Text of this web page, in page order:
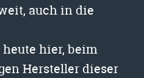
auch in die
heute hier, beim
Hersteller dieser